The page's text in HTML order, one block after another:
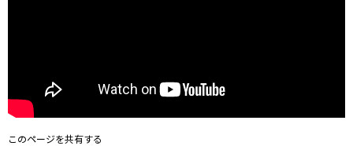
このページを共有する